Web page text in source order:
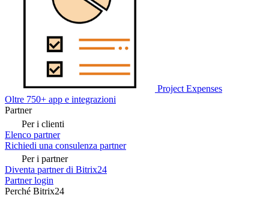
Project Expenses
Oltre 750+ app e integrazioni
Partner
Per i clienti
Elenco partner
Richiedi una consulenza partner
Per i partner
Diventa partner di Bitrix24
Partner login
Perché Bitrix24